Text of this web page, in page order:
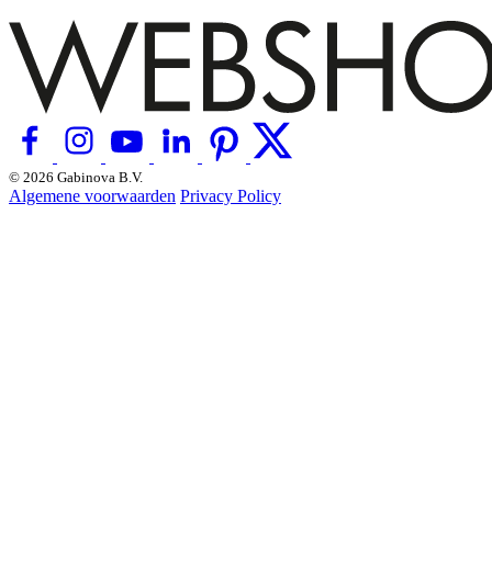
© 2026 Gabinova B.V.
Algemene voorwaarden Privacy Policy